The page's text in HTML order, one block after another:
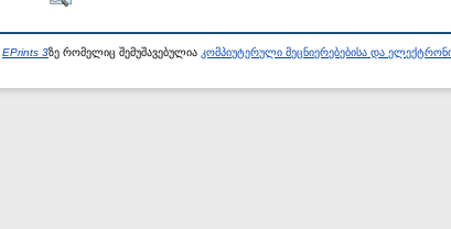
EPrints 3ზე რომელიც შემუშავებულია კომპიუტერული მეცნიერებებისა და